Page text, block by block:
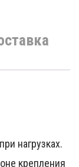
нагрузках.
крепления